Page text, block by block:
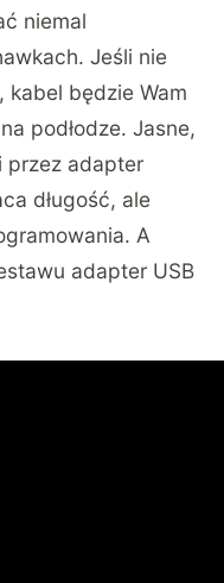
niemal
Jeśli nie
kabel będzie Wam
podłodze. Jasne,
przez adapter
długość, ale
A
adapter USB